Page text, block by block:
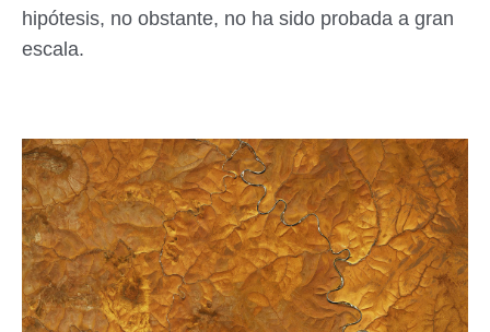
hipótesis, no obstante, no ha sido probada a gran
escala.